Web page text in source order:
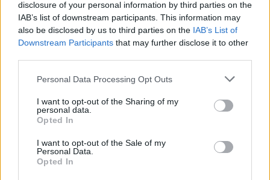
disclosure of your personal information by third parties on the
IAB’s list of downstream participants. This information may
also be disclosed by us to third parties on the IAB’s List of
Downstream Participants that may further disclose it to other
Personal Data Processing Opt Outs
I want to opt-out of the Sharing of my
personal data.
Opted In
I want to opt-out of the Sale of my
Personal Data.
Opted In
událost se stala ve středu při
průzkumném ponoru,
informovala na sociálnísítiSpeleologická záchranná služba. Tělo
bylo vyzvednuto z hloubky 186 metrů. Na případ upozornil server
Novinky.cz. Policie případ vyšetřuje pro trestný čin usmrcení z
nedbalosti, řekla ČTK policejní mluvčí Miluše Zajícová. Muž, hasič z
Prodej hybridních vozů se do konce července zvýšil o
16 procent na 43 653 vozů
8.8.2026 01:18 (ČTK)
Prodej nových aut s hybridním